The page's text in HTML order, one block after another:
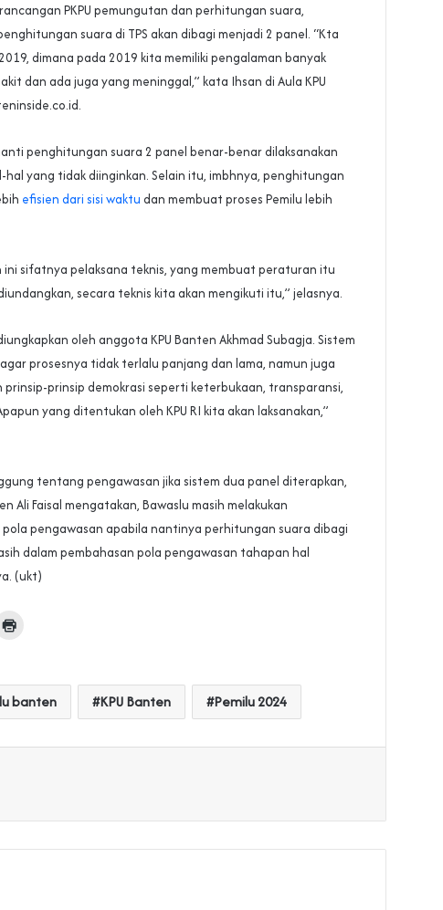
PKPU pemungutan dan perhitungan suara,
suara di TPS akan dibagi menjadi 2 panel. “Kta
dimana pada 2019 kita memiliki pengalaman banyak
dan ada juga yang meninggal,” kata Ihsan di Aula KPU
penghitungan suara 2 panel benar-benar dilaksanakan
hal yang tidak diinginkan. Selain itu, imbhnya, penghitungan
efisien dari sisi waktu dan membuat proses Pemilu lebih
ini sifatnya pelaksana teknis, yang membuat peraturan itu
secara teknis kita akan mengikuti itu,” jelasnya.
oleh anggota KPU Banten Akhmad Subagja. Sistem
prosesnya tidak terlalu panjang dan lama, namun juga
prinsip-prinsip demokrasi seperti keterbukaan, transparansi,
yang ditentukan oleh KPU RI kita akan laksanakan,”
tentang pengawasan jika sistem dua panel diterapkan,
Ali Faisal mengatakan, Bawaslu masih melakukan
pengawasan apabila nantinya perhitungan suara dibagi
dalam pembahasan pola pengawasan tahapan hal
(ukt)
banten KPU Banten Pemilu 2024